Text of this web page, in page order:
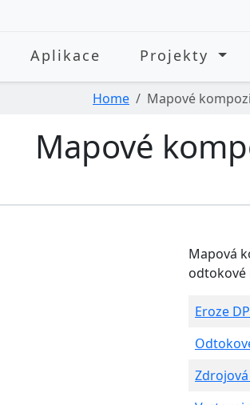
Aplikace Projekty
Home Mapové
Mapové
Mapová
odtokové
Eroze